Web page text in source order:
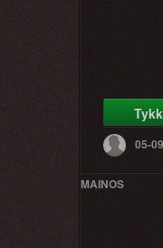
05-
MAINOS